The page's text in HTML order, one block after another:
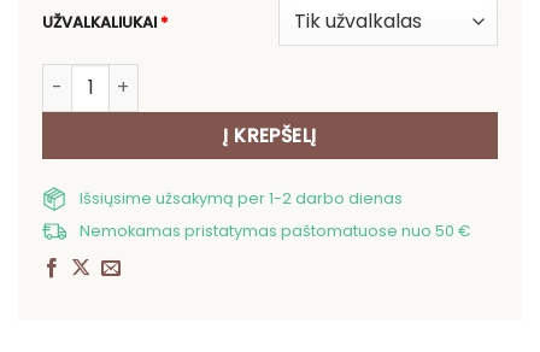
UŽVALKALIUKAI*
produkto kiekis: Dvipusis pagalvės užvalkalas Rugiai
Į KREPŠELĮ
Išsiųsime užsakymą per 1-2 darbo dienas
Nemokamas pristatymas paštomatuose nuo 50 €